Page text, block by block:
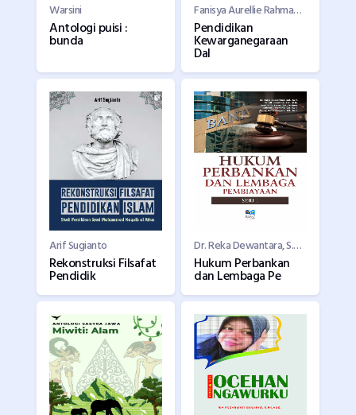
Warsini
Antologi puisi :
bunda
Fanisya Aurellie Rahmadhani, Ika Yunita Ramadhani, Rifka Izzatun Nafsiya, dkk./
Pendidikan
Kewarganegaraan
Dal
Arif Sugianto
Rekonstruksi Filsafat
Pendidik
Dr. Reka Dewantara, S.H., M.H., Dr. Siti Hamidah, S.H., M.M., Prof. Dr. Sukarmi, S.H., M.Hum., DKK
Hukum Perbankan
dan Lembaga Pe